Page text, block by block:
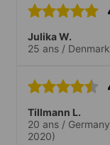
Julika W.
25 ans / Denmark
Tillmann L.
20 ans / Germany
2020)